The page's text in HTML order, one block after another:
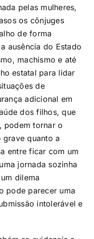
pelas mulheres,
os cônjuges
de forma
ausência do Estado
machismo e até
estatal para lidar
de
adicional em
dos filhos, que
podem tornar o
grave quanto a
entre ficar com um
jornada sozinha
dilema
pode parecer uma
intolerável e